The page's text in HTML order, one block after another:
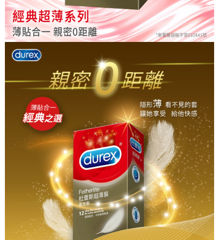
１．透過由恩沛科技股份有限公司提供之「AFTEE先享後付」服務完成之交
易，需依本服務之必要範圍內提供個人資料，並將交易相關給付款項請求債
權轉讓予恩沛科技股份有限公司。
２．關於個人資料處理事宜，請瀏覽以下網址：
https://aftee.tw/terms/#terms3
３．未成年的使用者請事先徵得法定代理人或監護人之同意方可使用
「AFTEE先享後付」，若未經同意申辦者引起之損失，本公司不負相關責
４．使用「AFTEE先享後付」時，將依據個別帳號之用戶狀況，依本公司即
時審查核予不同之上限額度；若仍有額度不足之情形，本公司將視審查結果
５．嚴禁一人註冊多個帳號或使用他人資訊註冊。若發現惡意使用之情形，
恩沛科技股份有限公司將有權停止該用戶之使用額度並採取法律行動。
每筆NT$90，滿NT$999(含以上)免運費